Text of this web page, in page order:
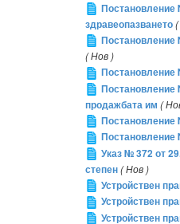
Постановление
здравеопазването
Постановление
( Нов )
Постановление
Постановление
продажбата им (
Постановление
Постановление
Указ № 372 от
степен( Нов )
Устройствен
Устройствен
Устройствен